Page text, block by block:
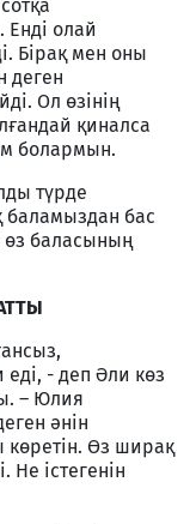
олай
Бірақ мен оны
деген
Ол өзінің
қиналса
болармын.
түрде
баламыздан бас
өз баласының
- деп Әли көз
– Юлия
әнін
көретін. Өз ширақ
Не істегенін